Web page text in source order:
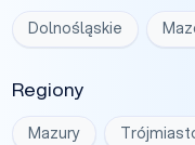
Dolnośląskie
Regiony
Mazury